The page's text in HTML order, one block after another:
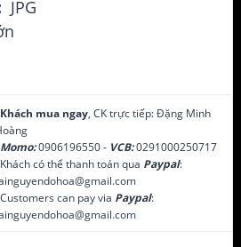
JPG
Khách mua ngay, CK trực tiếp: Đặng Minh
Momo:0906196550 - VCB:0291000250717
Khách có thể thanh toán qua Paypal:
Customers can pay via Paypal: